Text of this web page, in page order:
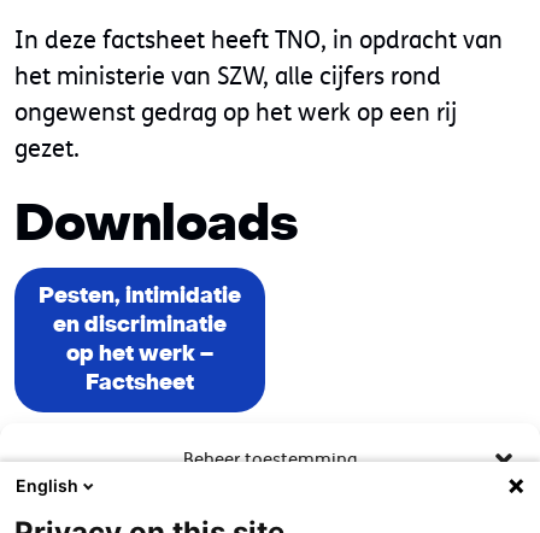
Beheer toestemming
In deze factsheet heeft TNO, in opdracht van
het ministerie van SZW, alle cijfers rond
ongewenst gedrag op het werk op een rij
gezet.
Downloads
Pesten, intimidatie
en discriminatie
op het werk –
Factsheet
English